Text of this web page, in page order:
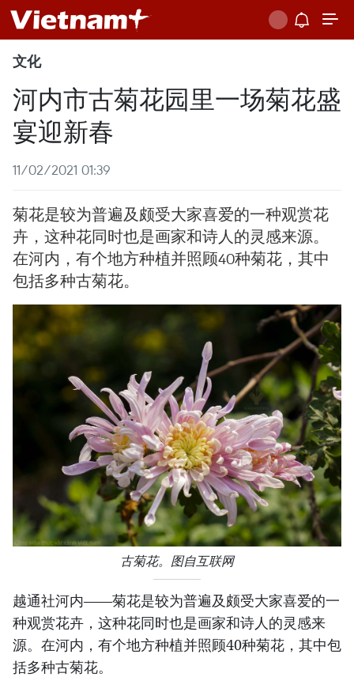
文化
河内市古菊花园里一场菊花盛
宴迎新春
11/02/2021 01:39
菊花是较为普遍及颇受大家喜爱的一种观赏花
卉，这种花同时也是画家和诗人的灵感来源。
在河内，有个地方种植并照顾40种菊花，其中
包括多种古菊花。
古菊花。图自互联网
越通社河内——菊花是较为普遍及颇受大家喜爱的一
种观赏花卉，这种花同时也是画家和诗人的灵感来
源。在河内，有个地方种植并照顾40种菊花，其中包
括多种古菊花。